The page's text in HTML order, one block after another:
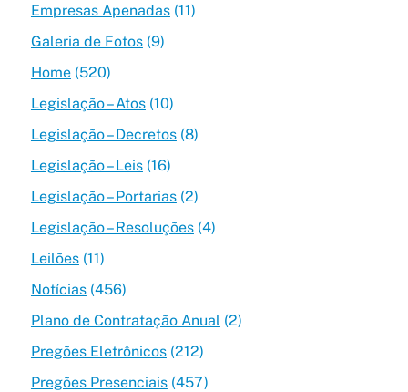
Empresas Apenadas(11)
Galeria de Fotos(9)
Home(520)
Legislação – Atos(10)
Legislação – Decretos(8)
Legislação – Leis(16)
Legislação – Portarias(2)
Legislação – Resoluções(4)
Leilões(11)
Notícias(456)
Plano de Contratação Anual (2)
Pregões Eletrônicos(212)
Pregões Presenciais(457)